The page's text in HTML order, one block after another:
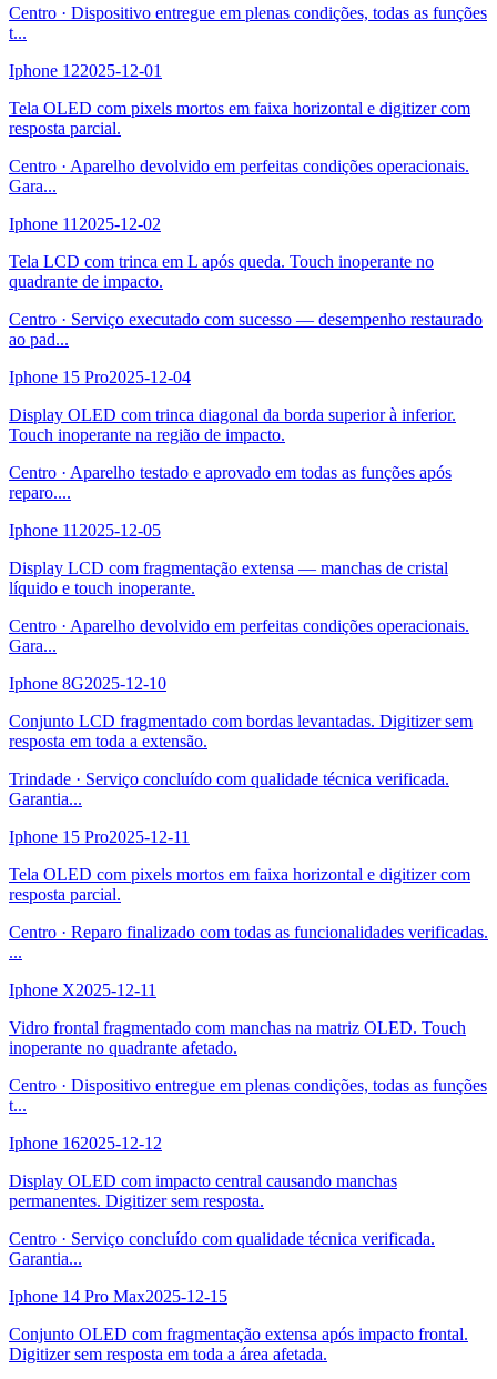
Centro · Dispositivo entregue em plenas condições, todas as funções
t...
Iphone 122025-12-01
Tela OLED com pixels mortos em faixa horizontal e digitizer com
resposta parcial.
Centro · Aparelho devolvido em perfeitas condições operacionais.
Gara...
Iphone 112025-12-02
Tela LCD com trinca em L após queda. Touch inoperante no
quadrante de impacto.
Centro · Serviço executado com sucesso — desempenho restaurado
ao pad...
Iphone 15 Pro2025-12-04
Display OLED com trinca diagonal da borda superior à inferior.
Touch inoperante na região de impacto.
Centro · Aparelho testado e aprovado em todas as funções após
reparo....
Iphone 112025-12-05
Display LCD com fragmentação extensa — manchas de cristal
líquido e touch inoperante.
Centro · Aparelho devolvido em perfeitas condições operacionais.
Gara...
Iphone 8G2025-12-10
Conjunto LCD fragmentado com bordas levantadas. Digitizer sem
resposta em toda a extensão.
Trindade · Serviço concluído com qualidade técnica verificada.
Garantia...
Iphone 15 Pro2025-12-11
Tela OLED com pixels mortos em faixa horizontal e digitizer com
resposta parcial.
Centro · Reparo finalizado com todas as funcionalidades verificadas.
...
Iphone X2025-12-11
Vidro frontal fragmentado com manchas na matriz OLED. Touch
inoperante no quadrante afetado.
Centro · Dispositivo entregue em plenas condições, todas as funções
t...
Iphone 162025-12-12
Display OLED com impacto central causando manchas
permanentes. Digitizer sem resposta.
Centro · Serviço concluído com qualidade técnica verificada.
Garantia...
Iphone 14 Pro Max2025-12-15
Conjunto OLED com fragmentação extensa após impacto frontal.
Digitizer sem resposta em toda a área afetada.